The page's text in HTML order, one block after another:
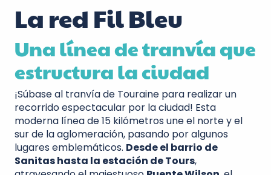
La red Fil Bleu
Una línea de tranvía que
estructura la ciudad
¡Súbase al tranvía de Touraine para realizar un
recorrido espectacular por la ciudad! Esta
moderna línea de 15 kilómetros une el norte y el
sur de la aglomeración, pasando por algunos
lugares emblemáticos. Desde el barrio de
Sanitas hasta la estación de Tours,